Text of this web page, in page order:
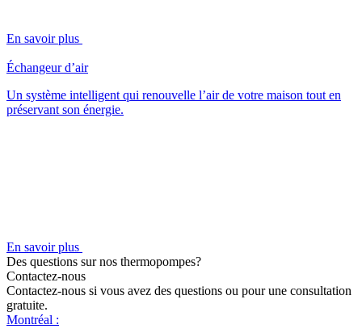
En savoir plus
Échangeur d’air
Un système intelligent qui renouvelle l’air de votre maison tout en
préservant son énergie.
En savoir plus
Des questions sur nos thermopompes?
Contactez-nous
Contactez-nous si vous avez des questions ou pour une consultation
gratuite.
Montréal :